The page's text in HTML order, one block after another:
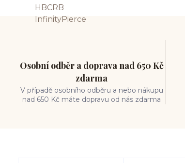
Osobní odběr a doprava nad 650 Kč
zdarma
V případě osobního odběru a nebo nákupu
nad 650 Kč máte dopravu od nás zdarma